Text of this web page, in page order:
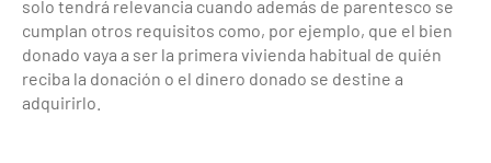
solo tendrá relevancia cuando además de parentesco se
cumplan otros requisitos como, por ejemplo, que el bien
donado vaya a ser la primera vivienda habitual de quién
reciba la donación o el dinero donado se destine a
adquirirlo.